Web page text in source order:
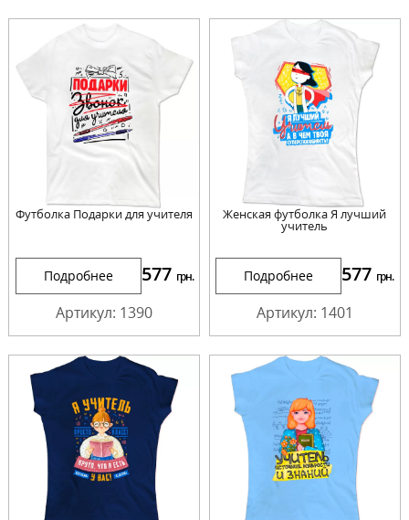
Футболка Подарки для учителя
Подробнее 577 грн.
Артикул: 1390
Женская футболка Я лучший
учитель
Подробнее 577 грн.
Артикул: 1401